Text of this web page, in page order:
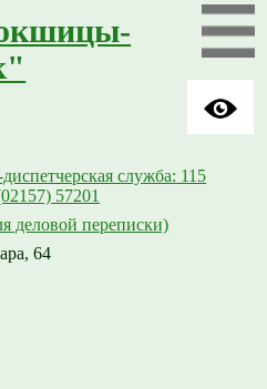
служба: 115
57201
деловой переписки)
64